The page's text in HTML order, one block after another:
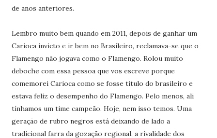
de anos anteriores.
Lembro muito bem quando em 2011, depois de ganhar um
Carioca invicto e ir bem no Brasileiro, reclamava-se que o
Flamengo não jogava como o Flamengo. Rolou muito
deboche com essa pessoa que vos escreve porque
comemorei Carioca como se fosse titulo do brasileiro e
estava feliz o desempenho do Flamengo. Pelo menos, ali
tínhamos um time campeão. Hoje, nem isso temos. Uma
geração de rubro negros está deixando de lado a
tradicional farra da gozação regional, a rivalidade dos